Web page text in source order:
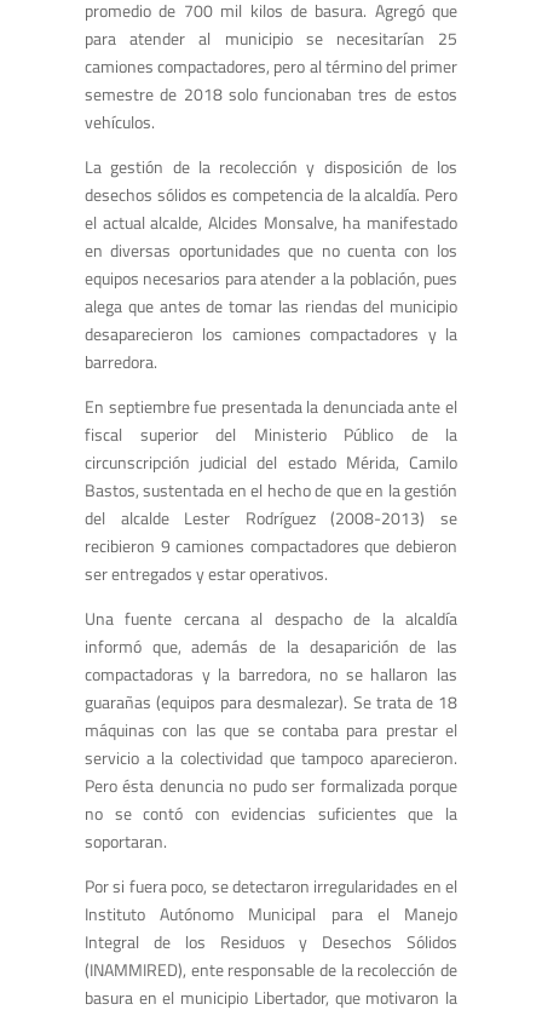
promedio de 700 mil kilos de basura. Agregó que
para atender al municipio se necesitarían 25
camiones compactadores, pero al término del primer
semestre de 2018 solo funcionaban tres de estos
vehículos.
La gestión de la recolección y disposición de los
desechos sólidos es competencia de la alcaldía. Pero
el actual alcalde, Alcides Monsalve, ha manifestado
en diversas oportunidades que no cuenta con los
equipos necesarios para atender a la población, pues
alega que antes de tomar las riendas del municipio
desaparecieron los camiones compactadores y la
barredora.
En septiembre fue presentada la denunciada ante el
fiscal superior del Ministerio Público de la
circunscripción judicial del estado Mérida, Camilo
Bastos, sustentada en el hecho de que en la gestión
del alcalde Lester Rodríguez (2008-2013) se
recibieron 9 camiones compactadores que debieron
ser entregados y estar operativos.
Una fuente cercana al despacho de la alcaldía
informó que, además de la desaparición de las
compactadoras y la barredora, no se hallaron las
guarañas (equipos para desmalezar). Se trata de 18
máquinas con las que se contaba para prestar el
servicio a la colectividad que tampoco aparecieron.
Pero ésta denuncia no pudo ser formalizada porque
no se contó con evidencias suficientes que la
soportaran.
Por si fuera poco, se detectaron irregularidades en el
Instituto Autónomo Municipal para el Manejo
Integral de los Residuos y Desechos Sólidos
(INAMMIRED), ente responsable de la recolección de
basura en el municipio Libertador, que motivaron la